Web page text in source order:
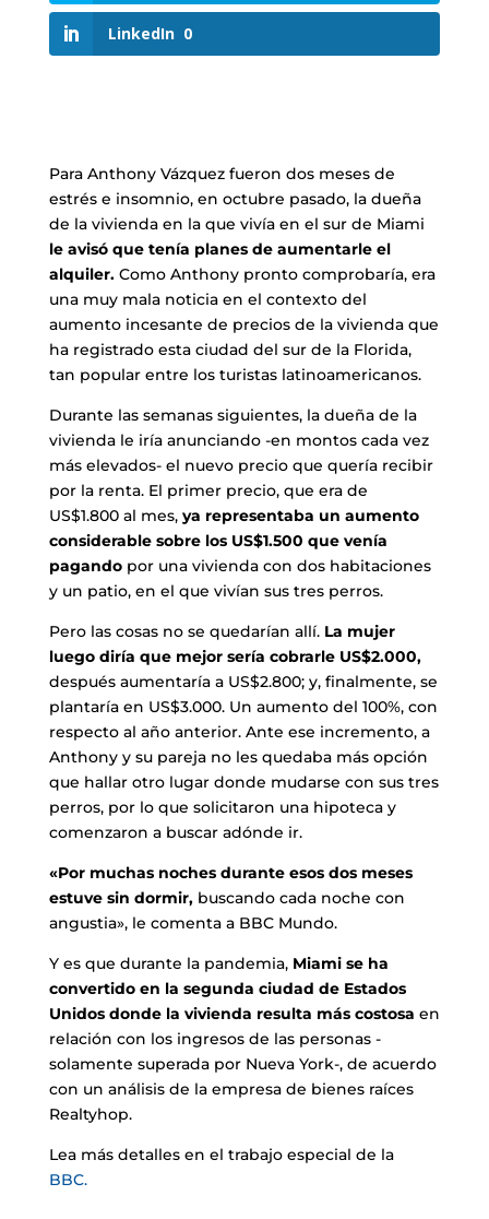
LinkedIn 0
Para Anthony Vázquez fueron dos meses de
estrés e insomnio, en octubre pasado, la dueña
de la vivienda en la que vivía en el sur de Miami
le avisó que tenía planes de aumentarle el
alquiler.Como Anthony pronto comprobaría, era
una muy mala noticia en el contexto del
aumento incesante de precios de la vivienda que
ha registrado esta ciudad del sur de la Florida,
tan popular entre los turistas latinoamericanos.
Durante las semanas siguientes, la dueña de la
vivienda le iría anunciando -en montos cada vez
más elevados- el nuevo precio que quería recibir
por la renta. El primer precio, que era de
US$1.800 al mes, ya representaba un aumento
considerable sobre los US$1.500 que venía
pagandopor una vivienda con dos habitaciones
y un patio, en el que vivían sus tres perros.
Pero las cosas no se quedarían allí.La mujer
luego diría que mejor sería cobrarle US$2.000,
después aumentaría a US$2.800; y, finalmente, se
plantaría en US$3.000. Un aumento del 100%, con
respecto al año anterior. Ante ese incremento, a
Anthony y su pareja no les quedaba más opción
que hallar otro lugar donde mudarse con sus tres
perros, por lo que solicitaron una hipoteca y
comenzaron a buscar adónde ir.
«Por muchas noches durante esos dos meses
estuve sin dormir,buscando cada noche con
angustia», le comenta a BBC Mundo.
Y es que durante la pandemia, Miami se ha
convertido en la segunda ciudad de Estados
Unidos donde la vivienda resulta más costosa en
relación con los ingresos de las personas -
solamente superada por Nueva York-, de acuerdo
con un análisis de la empresa de bienes raíces
Realtyhop.
Lea más detalles en el trabajo especial de la
BBC.